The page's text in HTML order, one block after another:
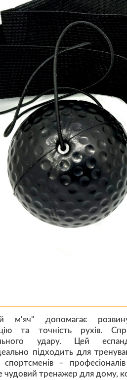
м'яч" допомагає
та точність рухів.
удару. Цей
підходить для
–
чудовий тренажер для дому,